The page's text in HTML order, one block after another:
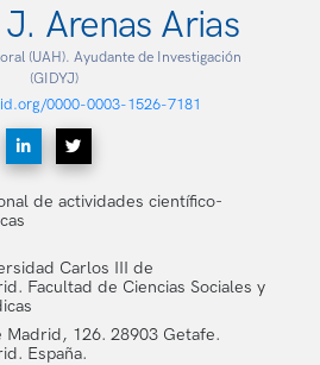
Arenas Arias
(UAH). Ayudante de Investigación
(GIDYJ)
0000-0003-1526-7181
de actividades científico-
Carlos III de
Facultad de Ciencias Sociales y
Madrid, 126. 28903 Getafe.
España.